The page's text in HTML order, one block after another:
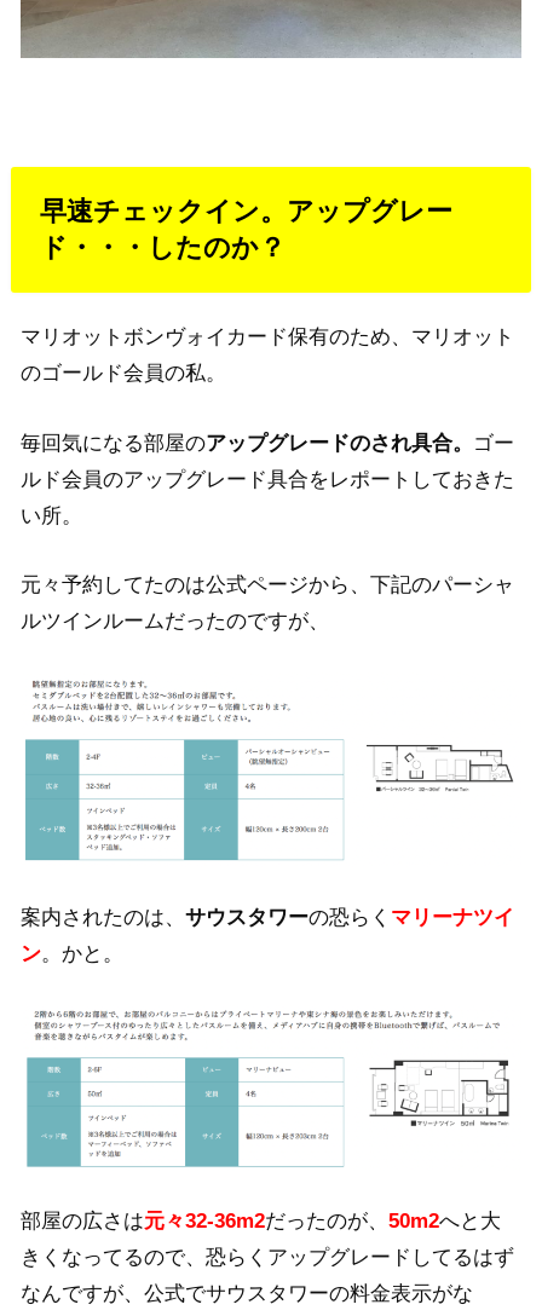
早速チェックイン。アップグレー
ド・・・したのか？
マリオットボンヴォイカード保有のため、マリオット
のゴールド会員の私。
毎回気になる部屋のアップグレードのされ具合。 ゴー
ルド会員のアップグレード具合をレポートしておきた
い所。
元々予約してたのは公式ページから、下記のパーシャ
ルツインルームだったのですが、
案内されたのは、サウスタワーの恐らく マリーナツイ
ン。かと。
部屋の広さは元々32-36m2だったのが、50m2へと大
きくなってるので、恐らくアップグレードしてるはず
なんですが、公式でサウスタワーの料金表示がな